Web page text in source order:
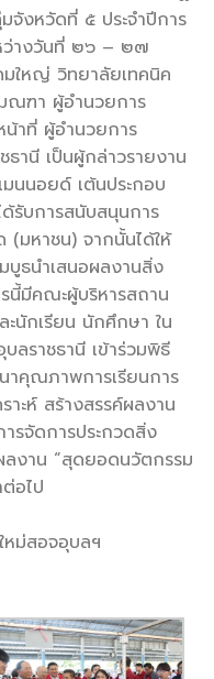
จังหวัดที่ ๕ ประจำปีการ
ว่างวันที่ ๒๖ – ๒๗
ใหญ่ วิทยาลัยเทคนิค
ณฑา ผู้อำนวยการ
าที่ ผู้อำนวยการ
านี เป็นผู้กล่าวรายงาน
นนอยด์ เต้นประกอบ
ด้รับการสนับสนุนการ
(มหาชน) จากนั้นได้ให้
บูธนำเสนอผลงานสิ่ง
นี้มีคณะผู้บริหารสถาน
นักเรียน นักศึกษา ใน
ลราชธานี เข้าร่วมพิธี
คุณภาพการเรียนการ
าะห์ สร้างสรรค์ผลงาน
รจัดการประกวดสิ่ง
ลงาน “สุดยอดนวัตกรรม
อไป
หม่สอจอุบลฯ